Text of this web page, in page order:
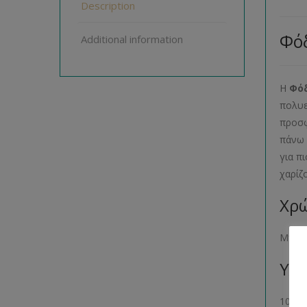
Description
Additional information
H
πάνω
για
Μπλε